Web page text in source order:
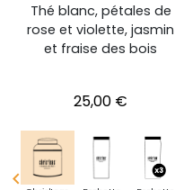
Thé blanc, pétales de
rose et violette, jasmin
et fraise des bois
Prix
25,00 €
